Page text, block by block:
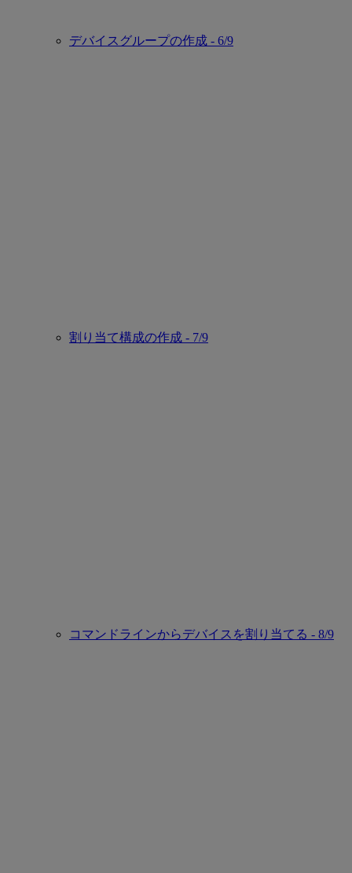
デバイスグループの作成 - 6/9
割り当て構成の作成 - 7/9
コマンドラインからデバイスを割り当てる - 8/9